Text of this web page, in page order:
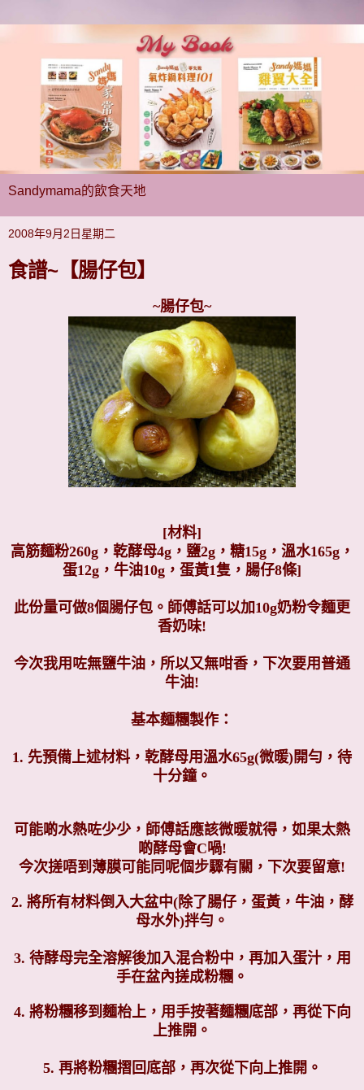
Sandymama的飲食天地
2008年9月2日星期二
食譜~【腸仔包】
~腸仔包~
[材料]
高筋麵粉260g，乾酵母4g，鹽2g，糖15g，溫水165g，
蛋12g，牛油10g，蛋黃1隻，腸仔8條]
此份量可做8個腸仔包。師傅話可以加10g奶粉令麵更
香奶味!
今次我用咗無鹽牛油，所以又無咁香，下次要用普通
牛油!
基本麵糰製作：
1. 先預備上述材料，乾酵母用溫水65g(微暖)開勻，待
十分鐘。
可能啲水熱咗少少，師傅話應該微暖就得，如果太熱
啲酵母會C喎!
今次搓唔到薄膜可能同呢個步驟有關，下次要留意!
2. 將所有材料倒入大盆中(除了腸仔，蛋黃，牛油，酵
母水外)拌勻。
3. 待酵母完全溶解後加入混合粉中，再加入蛋汁，用
手在盆內搓成粉糰。
4. 將粉糰移到麵枱上，用手按著麵糰底部，再從下向
上推開。
5. 再將粉糰摺回底部，再次從下向上推開。